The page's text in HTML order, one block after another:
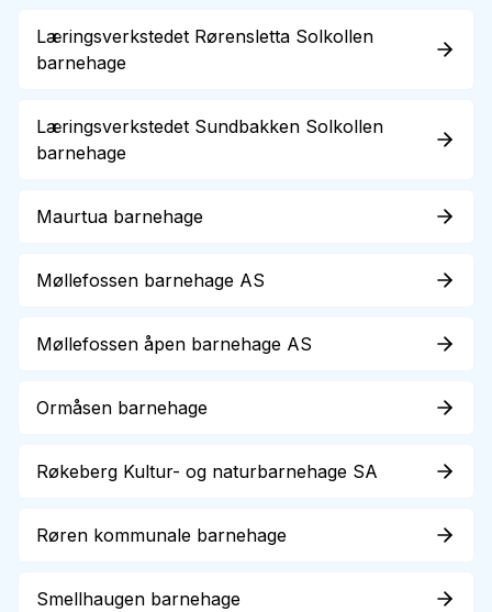
Læringsverkstedet Rørensletta Solkollen
barnehage
Læringsverkstedet Sundbakken Solkollen
barnehage
Maurtua barnehage
Møllefossen barnehage AS
Møllefossen åpen barnehage AS
Ormåsen barnehage
Røkeberg Kultur- og naturbarnehage SA
Røren kommunale barnehage
Smellhaugen barnehage